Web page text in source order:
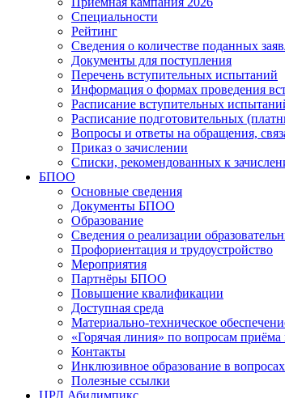
Специальности
Рейтинг
Сведения о количестве поданных
Документы для поступления
Перечень вступительных испытаний
Информация о формах проведения
Расписание вступительных
Расписание подготовительных
Вопросы и ответы на обращения,
Приказ о зачислении
Списки, рекомендованных к
БПОО
Основные сведения
Документы БПОО
Образование
Сведения о реализации
Профориентация и трудоустройство
Мероприятия
Партнёры БПОО
Повышение квалификации
Доступная среда
Материально-техническое
«Горячая линия» по вопросам
Контакты
Инклюзивное образование в
Полезные ссылки
ЦРД Абилимпикс